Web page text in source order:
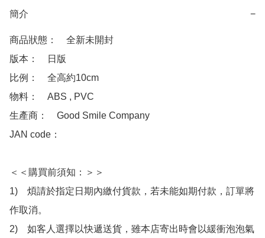
簡介 −
商品狀態：　全新未開封
版本：　日版
比例：　全高約10cm
物料：　ABS , PVC
生產商：　Good Smile Company
JAN code：
＜＜購買前須知：＞＞
1)　煩請於指定日期內繳付貨款，若未能如期付款，訂單將
作取消。
2)　如客人選擇以快遞送貨，雖本店寄出時會以緩衝泡泡氣